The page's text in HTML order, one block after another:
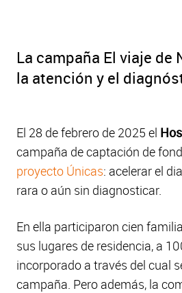
La campaña El viaje
la atención y el
El 28 de febrero de 2025 el
campaña de captación de
proyecto Únicas: acelerar el
rara o aún sin diagnosticar.
En ella participaron cien
sus lugares de residencia, a
incorporado a través del cual
campaña. Pero además, la